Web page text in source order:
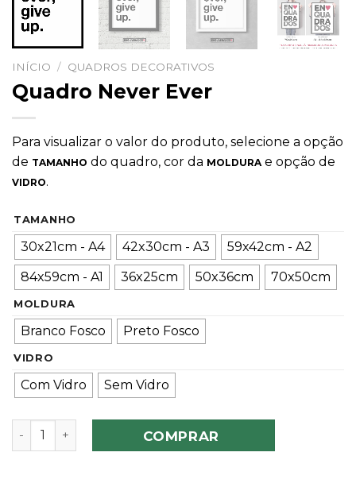
INÍCIO / QUADROS DECORATIVOS
Quadro Never Ever
Para visualizar o valor do produto, selecione a opção
de TAMANHO do quadro, cor da MOLDURAe opção de
VIDRO.
TAMANHO
30x21cm - A4 42x30cm - A3
59x42cm - A2
84x59cm - A1
36x25cm 50x36cm 70x50cm
MOLDURA
Branco Fosco Preto Fosco
VIDRO
Com Vidro Sem Vidro
Quadro Never Ever quantidade
COMPRAR